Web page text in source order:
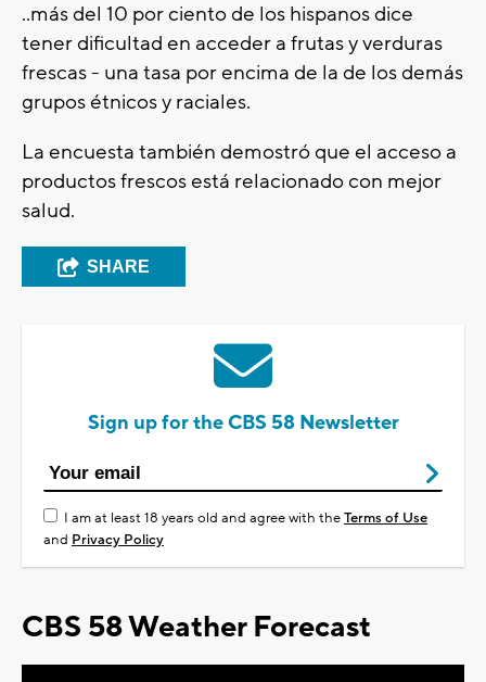
..más del 10 por ciento de los hispanos dice
tener dificultad en acceder a frutas y verduras
frescas - una tasa por encima de la de los demás
grupos étnicos y raciales.
La encuesta también demostró que el acceso a
productos frescos está relacionado con mejor
salud.
SHARE
Sign up for the CBS 58 Newsletter
I am at least 18 years old and agree with theTerms of Use
and Privacy Policy
CBS 58 Weather Forecast